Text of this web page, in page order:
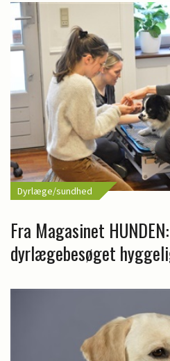
Dyrlæge/sundhed
Fra Magasinet
dyrlægebesøget